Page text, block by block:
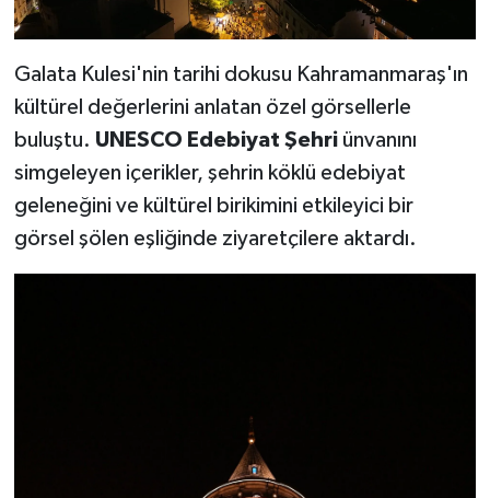
Galata Kulesi'nin tarihi dokusu Kahramanmaraş'ın
kültürel değerlerini anlatan özel görsellerle
buluştu. UNESCO Edebiyat Şehri ünvanını
simgeleyen içerikler, şehrin köklü edebiyat
geleneğini ve kültürel birikimini etkileyici bir
görsel şölen eşliğinde ziyaretçilere aktardı.